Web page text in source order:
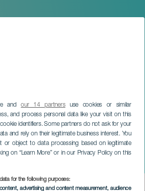
andour 14 partnersuse cookies or similar
and process personal data like your visit on this
identifiers. Some partners do not ask for your
and rely on their legitimate business interest. You
or object to data processing based on legitimate
on “Learn More” or in our Privacy Policy on this
for the following purposes:
advertising and content measurement, audience
de la
de Berlín